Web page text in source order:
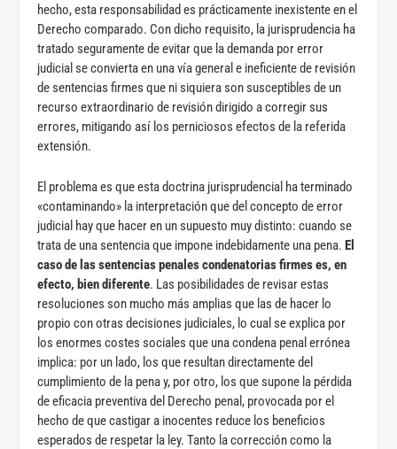
hecho, esta responsabilidad es prácticamente inexistente en el
Derecho comparado. Con dicho requisito, la jurisprudencia ha
tratado seguramente de evitar que la demanda por error
judicial se convierta en una vía general e ineficiente de revisión
de sentencias firmes que ni siquiera son susceptibles de un
recurso extraordinario de revisión dirigido a corregir sus
errores, mitigando así los perniciosos efectos de la referida
extensión.
El problema es que esta doctrina jurisprudencial ha terminado
«contaminando» la interpretación que del concepto de error
judicial hay que hacer en un supuesto muy distinto: cuando se
trata de una sentencia que impone indebidamente una pena.El
caso de las sentencias penales condenatorias firmes es, en
efecto, bien diferente. Las posibilidades de revisar estas
resoluciones son mucho más amplias que las de hacer lo
propio con otras decisiones judiciales, lo cual se explica por
los enormes costes sociales que una condena penal errónea
implica: por un lado, los que resultan directamente del
cumplimiento de la pena y, por otro, los que supone la pérdida
de eficacia preventiva del Derecho penal, provocada por el
hecho de que castigar a inocentes reduce los beneficios
esperados de respetar la ley. Tanto la corrección como la